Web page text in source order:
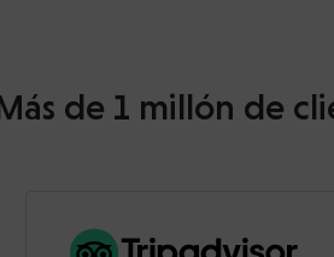
de 1 millón de